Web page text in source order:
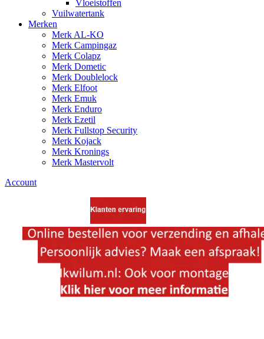
Vloeistoffen
Vuilwatertank
Merken
Merk AL-KO
Merk Campingaz
Merk Colapz
Merk Dometic
Merk Doublelock
Merk Elfoot
Merk Emuk
Merk Enduro
Merk Ezetil
Merk Fullstop Security
Merk Kojack
Merk Kronings
Merk Mastervolt
Account